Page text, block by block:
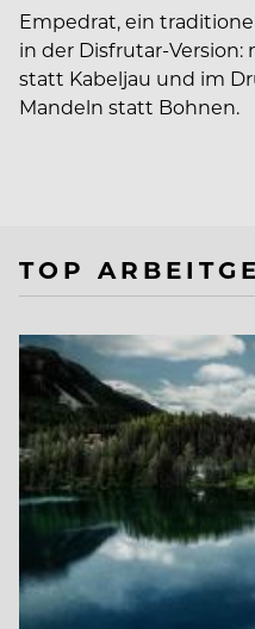
Empedrat, ein
in der Disfrutar-
statt Kabeljau und im
Mandeln statt Bohnen.
TOP